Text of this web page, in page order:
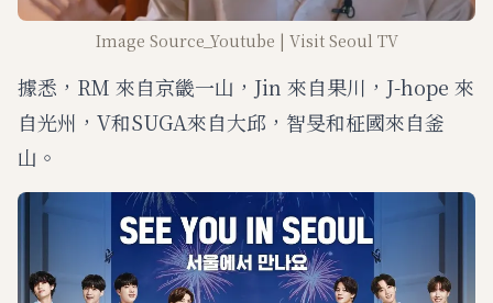
Image Source_Youtube | Visit Seoul TV
據悉，RM 來自京畿一山，Jin 來自果川，J-hope 來
自光州，V和SUGA來自大邱，智旻和柾國來自釜
山。